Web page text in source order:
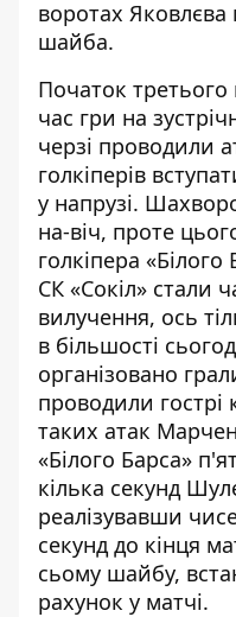
воротах
шайба.
Початок
час гри на
черзі проводили
голкіперів
у напрузі.
на-віч, проте
голкіпера «Білого
СК «Сокіл» стали
вилучення, ось
в більшості
організовано
проводили гострі
таких атак
«Білого Барса»
кілька секунд
реалізувавши
секунд до кінця
сьому шайбу,
рахунок у матчі.